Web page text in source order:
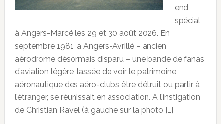
end
spécial
à Angers-Marcé les 29 et 30 août 2026. En
septembre 1981, à Angers-Avrillé – ancien
aérodrome désormais disparu – une bande de fanas
d’aviation légère, lassée de voir le patrimoine
aéronautique des aéro-clubs être détruit ou partir à
l’étranger, se réunissait en association. A l’instigation
de Christian Ravel (à gauche sur la photo […]